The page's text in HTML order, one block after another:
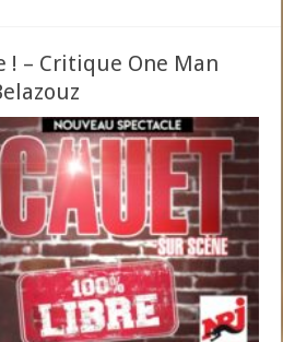
! – Critique One Man